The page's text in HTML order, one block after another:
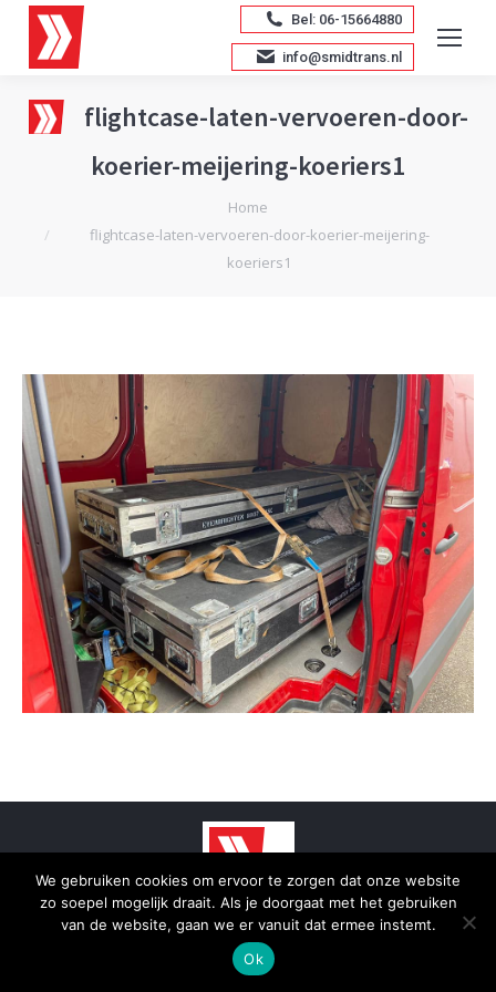
Bel: 06-15664880
info@smidtrans.nl
flightcase-laten-vervoeren-door-
koerier-meijering-koeriers1
Home
flightcase-laten-vervoeren-door-koerier-meijering-
koeriers1
© 2025 - SmidTrans - Koerier Groningen
Bottom menu
We gebruiken cookies om ervoor te zorgen dat onze website
zo soepel mogelijk draait. Als je doorgaat met het gebruiken
van de website, gaan we er vanuit dat ermee instemt.
Ok